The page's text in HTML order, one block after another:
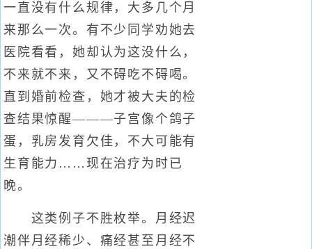
一直没有什么规律，大多几个月
来那么一次。有不少同学劝她去
医院看看，她却认为这没什么，
不来就不来，又不碍吃不碍喝。
直到婚前检查，她才被大夫的检
查结果惊醒———子宫像个鸽子
蛋，乳房发育欠佳，不大可能有
生育能力……现在治疗为时已
晚。
这类例子不胜枚举。月经迟
潮伴月经稀少、痛经甚至月经不